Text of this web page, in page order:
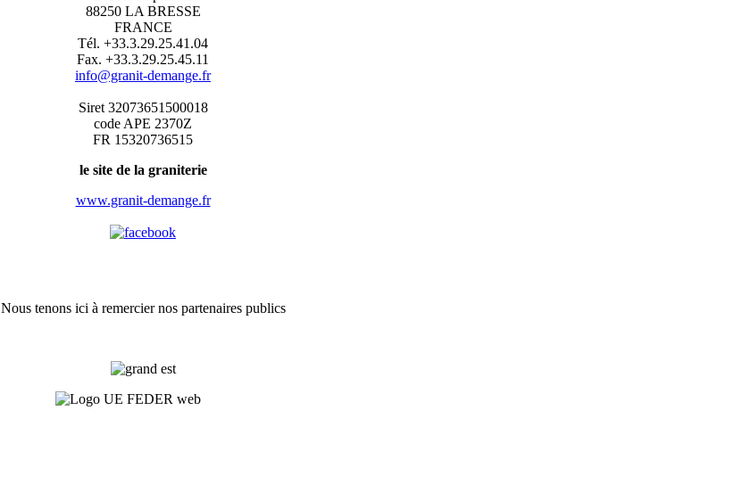
88250 LA BRESSE
FRANCE
Tél. +33.3.29.25.41.04
Fax. +33.3.29.25.45.11
info@granit-demange.fr
Siret 32073651500018
code APE 2370Z
FR 15320736515
le site de la graniterie
www.granit-demange.fr
Nous tenons ici à remercier nos partenaires publics